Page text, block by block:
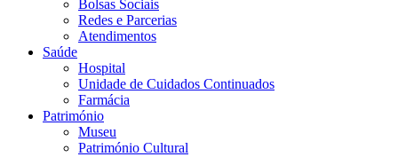
Bolsas Sociais
Redes e Parcerias
Atendimentos
Saúde
Hospital
Unidade de Cuidados Continuados
Farmácia
Património
Museu
Património Cultural